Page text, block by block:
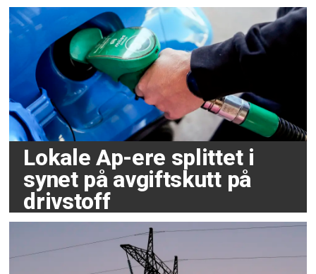
Lokale Ap-ere splittet i
synet på avgiftskutt på
drivstoff